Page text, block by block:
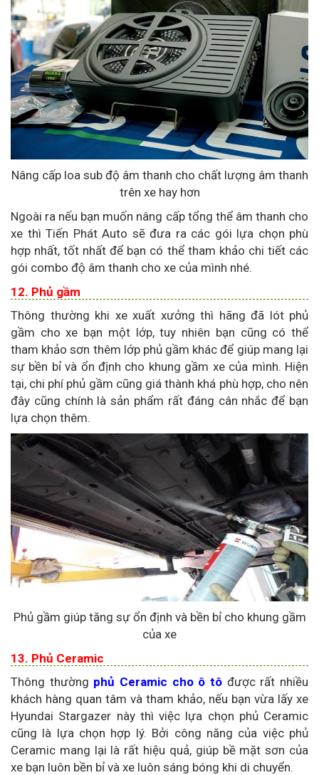
Nâng cấp loa sub độ âm thanh cho chất lượng âm thanh
trên xe hay hơn
Ngoài ra nếu bạn muốn nâng cấp tổng thể âm thanh cho
xe thì Tiến Phát Auto sẽ đưa ra các gói lựa chọn phù
hợp nhất, tốt nhất để bạn có thể tham khảo chi tiết các
gói combo độ âm thanh cho xe của mình nhé.
12. Phủ gầm
Thông thường khi xe xuất xưởng thì hãng đã lót phủ
gầm cho xe bạn một lớp, tuy nhiên bạn cũng có thể
tham khảo sơn thêm lớp phủ gầm khác để giúp mang lại
sự bền bỉ và ổn định cho khung gầm xe của mình. Hiện
tại, chi phí phủ gầm cũng giá thành khá phù hợp, cho nên
đây cũng chính là sản phẩm rất đáng cân nhắc để bạn
lựa chọn thêm.
Phủ gầm giúp tăng sự ổn định và bền bỉ cho khung gầm
của xe
13. Phủ Ceramic
Thông thường phủ Ceramic cho ô tô được rất nhiều
khách hàng quan tâm và tham khảo, nếu bạn vừa lấy xe
Hyundai Stargazer này thì việc lựa chọn phủ Ceramic
cũng là lựa chọn hợp lý. Bởi công năng của việc phủ
Ceramic mang lại là rất hiệu quả, giúp bề mặt sơn của
xe bạn luôn bền bỉ và xe luôn sáng bóng khi di chuyển.